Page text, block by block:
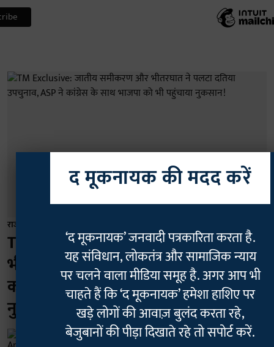
राजनीति
TM Exclusive: जातीय समीकरण और
भीतरघात ने पलटा दतिया उपचुनाव, ASP ने
कांग्रेस के साथ भाजपा को भी पहुंचाया
नुकसान!
Ankit Pachauri
द मूकनायक की मदद करें
‘द मूकनायक’ जनवादी पत्रकारिता करता है.
यह संविधान, लोकतंत्र और सामाजिक न्याय
पर चलने वाला मीडिया समूह है. अगर आप भी
चाहते हैं कि ‘द मूकनायक’ हमेशा हाशिए पर
खड़े लोगों की आवाज़ बुलंद करता रहे,
बेजुबानों की पीड़ा दिखाते रहे तो सपोर्ट करें.